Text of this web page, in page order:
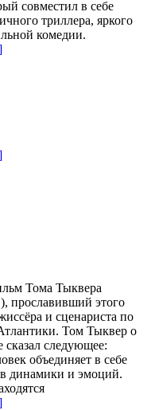
совместил в себе
триллера, яркого
комедии.
Тома Тыквера
прославивший этого
и сценариста по
Том Тыквер о
сказал следующее:
объединяет в себе
динамики и эмоций.